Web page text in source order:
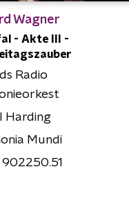
Wagner
- Akte III -
Radio
Harding
Mundi